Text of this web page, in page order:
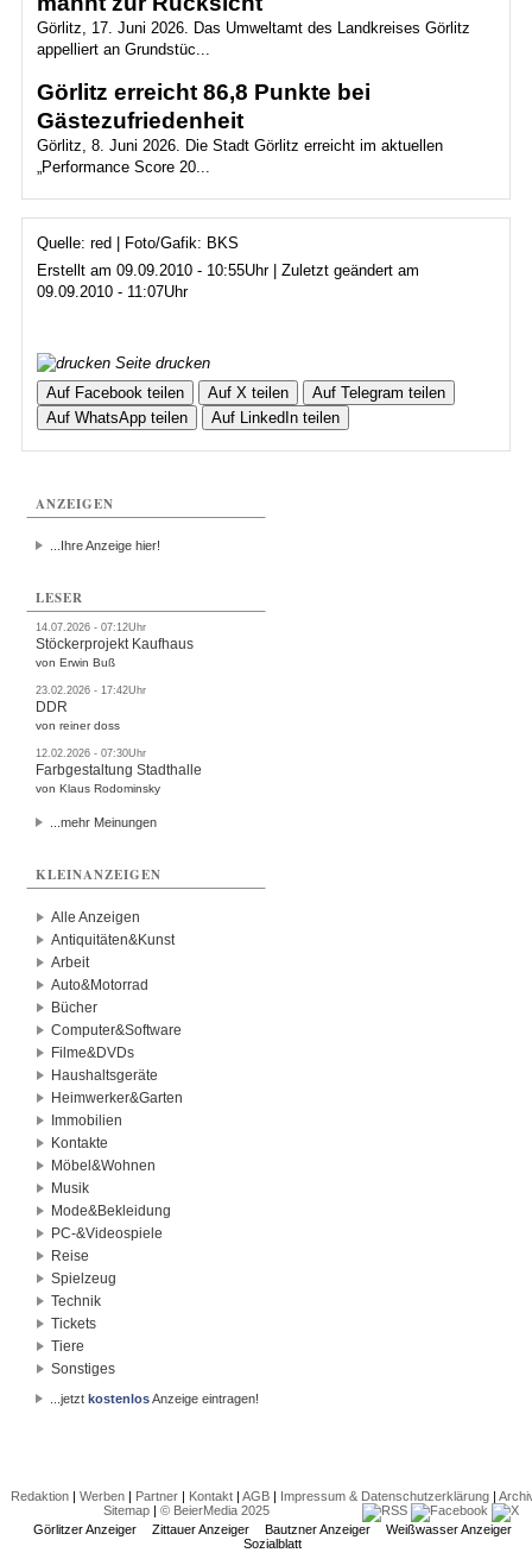
Görlitz, 17. Juni 2026. Das Umweltamt des Landkreises Görlitz
appelliert an Grundstüc...
Görlitz erreicht 86,8 Punkte bei
Gästezufriedenheit
Görlitz, 8. Juni 2026. Die Stadt Görlitz erreicht im aktuellen
„Performance Score 20...
Quelle: red | Foto/Gafik: BKS
Erstellt am 09.09.2010 - 10:55Uhr | Zuletzt geändert am
09.09.2010 - 11:07Uhr
Seite drucken
Auf Facebook teilen
Auf X teilen
Auf Telegram teilen
Auf WhatsApp teilen
Auf LinkedIn teilen
ANZEIGEN
...Ihre Anzeige hier!
LESER
14.07.2026 - 07:12Uhr
Stöckerprojekt Kaufhaus
von Erwin Buß
23.02.2026 - 17:42Uhr
DDR
von reiner doss
12.02.2026 - 07:30Uhr
Farbgestaltung Stadthalle
von Klaus Rodominsky
...mehr Meinungen
KLEINANZEIGEN
Alle Anzeigen
Antiquitäten&Kunst
Arbeit
Auto&Motorrad
Bücher
Computer&Software
Filme&DVDs
Haushaltsgeräte
Heimwerker&Garten
Immobilien
Kontakte
Möbel&Wohnen
Musik
Mode&Bekleidung
PC-&Videospiele
Reise
Spielzeug
Technik
Tickets
Tiere
Sonstiges
...jetztkostenlosAnzeige eintragen!
Redaktion| Werben| Partner| Kontakt| AGB| Impressum & Datenschutzerklärung|
Sitemap| © BeierMedia 2025
Görlitzer Anzeiger
Zittauer Anzeiger Bautzner Anzeiger
Weißwasser Anzeiger
Sozialblatt